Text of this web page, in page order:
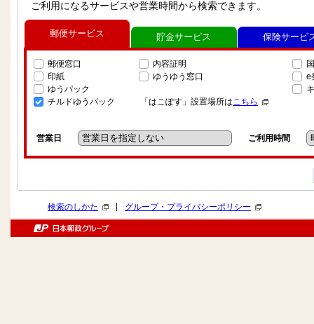
ご利用になるサービスや営業時間から検索できます。
郵便サービス
郵便窓口
印紙
ゆうパック
チルドゆうパック
内容証明
ゆうゆう窓口
「はこぽす」設置場所はこちら
e
営業日 ご利用時間
貯金サービス 保険サービ
検索のしかた グループ・プライバシーポリシー